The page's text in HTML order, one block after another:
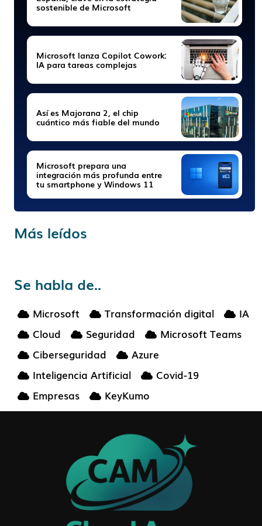
sostenible de Microsoft
Microsoft lanza Copilot Cowork:
IA para tareas complejas
Así es Majorana 2, el chip
cuántico más fiable del mundo
Microsoft prepara una
integración más profunda entre
tu smartphone y Windows 11
Más leídos
Se habla de..
Microsoft Transformación digital
IA
Cloud
Seguridad
Microsoft Teams
Ciberseguridad
Azure
Inteligencia Artificial
Covid-19
Empresas
KeyKumo